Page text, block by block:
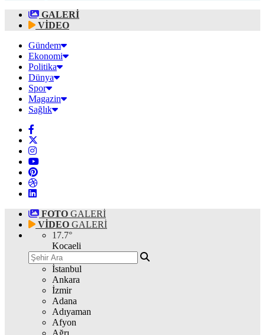
GALERİ
VİDEO
Gündem
Ekonomi
Politika
Dünya
Spor
Magazin
Sağlık
FOTO GALERİ
VİDEO GALERİ
17.7°
Kocaeli
İstanbul
Ankara
İzmir
Adana
Adıyaman
Afyon
Ağrı